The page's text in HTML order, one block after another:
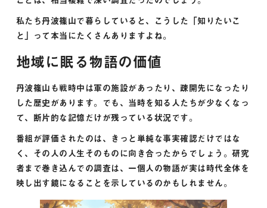
私たち丹波篠山で暮らしていると、こうした「知りたいこ
と」って本当にたくさんありますよね。
地域に眠る物語の価値
丹波篠山も戦時中は軍の施設があったり、疎開先になったり
した歴史があります。でも、当時を知る人たちが少なくなっ
て、断片的な記憶だけが残っている状況です。
番組が評価されたのは、きっと単純な事実確認だけではな
く、その人の人生そのものに向き合ったからでしょう。研究
者まで巻き込んでの調査は、一個人の物語が実は時代全体を
映し出す鏡になることを示しているのかもしれません。